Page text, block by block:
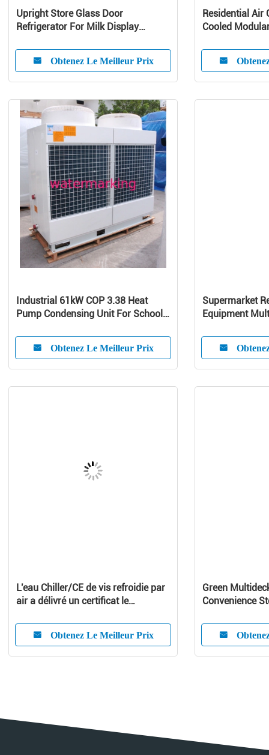
Upright Store Glass Door
Refrigerator For Milk Display
Obtenez Le Meilleur Prix
Residential Air
Cooled
Industrial 61kW COP 3.38 Heat
Pump Condensing Unit For School /
Obtenez Le Meilleur Prix
Supermarket
Equipment
L'eau Chiller/CE de vis refroidie par
air a délivré un certificat le
Obtenez Le Meilleur Prix
Green
Convenience